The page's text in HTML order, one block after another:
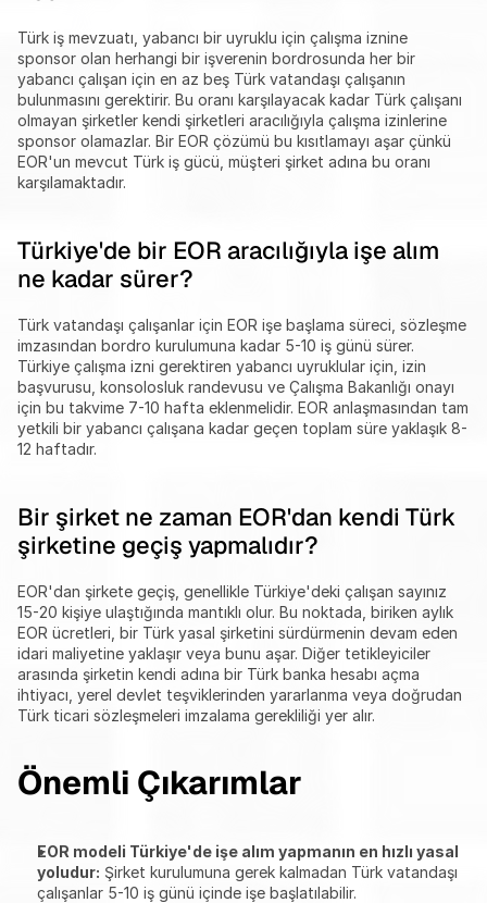
Türk iş mevzuatı, yabancı bir uyruklu için çalışma iznine
sponsor olan herhangi bir işverenin bordrosunda her bir
yabancı çalışan için en az beş Türk vatandaşı çalışanın
bulunmasını gerektirir. Bu oranı karşılayacak kadar Türk çalışanı
olmayan şirketler kendi şirketleri aracılığıyla çalışma izinlerine
sponsor olamazlar. Bir EOR çözümü bu kısıtlamayı aşar çünkü
EOR'un mevcut Türk iş gücü, müşteri şirket adına bu oranı
karşılamaktadır.
Türkiye'de bir EOR aracılığıyla işe alım
ne kadar sürer?
Türk vatandaşı çalışanlar için EOR işe başlama süreci, sözleşme
imzasından bordro kurulumuna kadar 5-10 iş günü sürer.
Türkiye çalışma izni gerektiren yabancı uyruklular için, izin
başvurusu, konsolosluk randevusu ve Çalışma Bakanlığı onayı
için bu takvime 7-10 hafta eklenmelidir. EOR anlaşmasından tam
yetkili bir yabancı çalışana kadar geçen toplam süre yaklaşık 8-
12 haftadır.
Bir şirket ne zaman EOR'dan kendi Türk
şirketine geçiş yapmalıdır?
EOR'dan şirkete geçiş, genellikle Türkiye'deki çalışan sayınız
15-20 kişiye ulaştığında mantıklı olur. Bu noktada, biriken aylık
EOR ücretleri, bir Türk yasal şirketini sürdürmenin devam eden
idari maliyetine yaklaşır veya bunu aşar. Diğer tetikleyiciler
arasında şirketin kendi adına bir Türk banka hesabı açma
ihtiyacı, yerel devlet teşviklerinden yararlanma veya doğrudan
Türk ticari sözleşmeleri imzalama gerekliliği yer alır.
Önemli Çıkarımlar
EOR modeli Türkiye'de işe alım yapmanın en hızlı yasal
yoludur: Şirket kurulumuna gerek kalmadan Türk vatandaşı
çalışanlar 5-10 iş günü içinde işe başlatılabilir.